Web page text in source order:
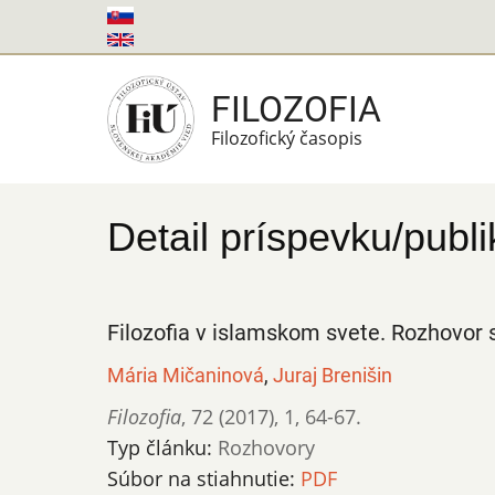
na
FILOZOFIA
Filozofický časopis
Detail príspevku/
Filozofia v islamskom svete.
Mária Mičaninová, Juraj Brenišin
Filozofia, 72 (2017), 1, 64-67.
Typ článku: Rozhovory
Súbor na stiahnutie: PDF